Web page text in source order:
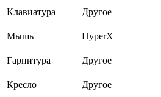
Клавиатура
Другое
Мышь
HyperX
Гарнитура
Другое
Кресло
Другое